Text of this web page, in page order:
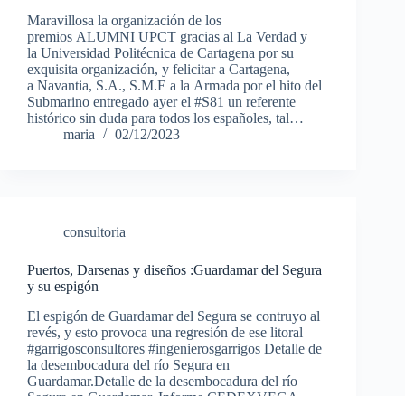
Maravillosa la organización de los
premios ALUMNI UPCT gracias al La Verdad y
la Universidad Politécnica de Cartagena por su
exquisita organización, y felicitar a Cartagena,
a Navantia, S.A., S.M.E a la Armada por el hito del
Submarino entregado ayer el #S81 un referente
histórico sin duda para todos los españoles, tal…
maria
02/12/2023
consultoria
Puertos, Darsenas y diseños :Guardamar del Segura
y su espigón
El espigón de Guardamar del Segura se contruyo al
revés, y esto provoca una regresión de ese litoral
#garrigosconsultores #ingenierosgarrigos Detalle de
la desembocadura del río Segura en
Guardamar.Detalle de la desembocadura del río